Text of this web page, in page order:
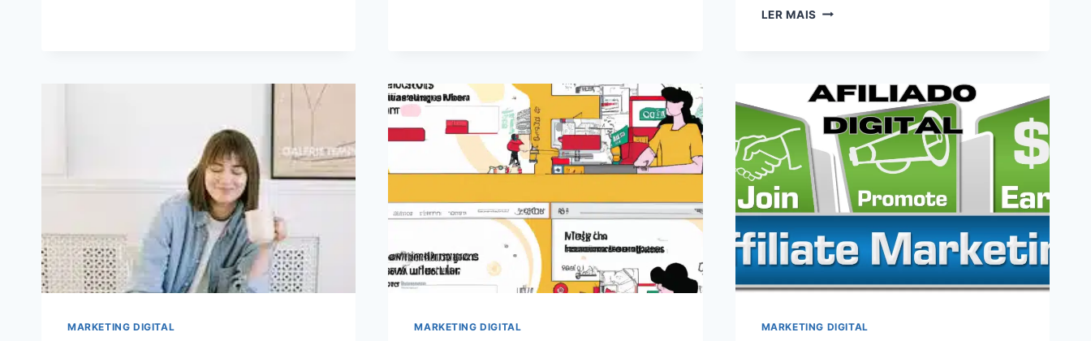
2024:
ESTRATÉGIAS
COMPROVADAS
PARA
O
SUCESSO
LER MAIS “ESTRATÉGIAS
PARA
ECONOMIZAR
TEMPO
E
AUMENTAR
A
RECEITA
MARKETING DIGITAL MARKETING DIGITAL MARKETING DIGITAL